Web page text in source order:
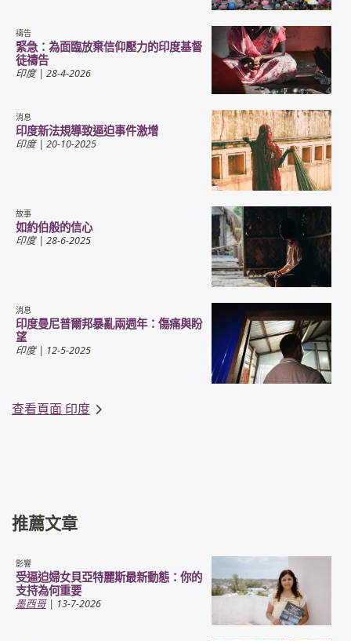
禱告
緊急：為面臨放棄信仰壓力的印度基督
徒禱告
印度| 28-4-2026
消息
印度新法規導致逼迫事件激增
印度| 20-10-2025
故事
如約伯般的信心
印度| 28-6-2025
消息
印度曼尼普爾邦暴亂兩週年：傷痛與盼
望
印度| 12-5-2025
查看頁面 印度
推薦文章
影響
受逼迫婦女貝亞特麗斯最新動態：你的
支持為何重要
墨西哥| 13-7-2026